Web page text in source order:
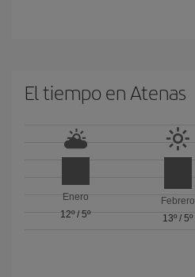
El tiempo en Atenas
Enero
12º/5º
Febrero
13º / 5º